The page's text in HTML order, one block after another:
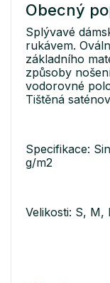
Obecný
Splývavé
rukávem.
základního
způsoby
vodorovné
Tištěná
Specifikace:
g/m2
Velikosti: S, M,